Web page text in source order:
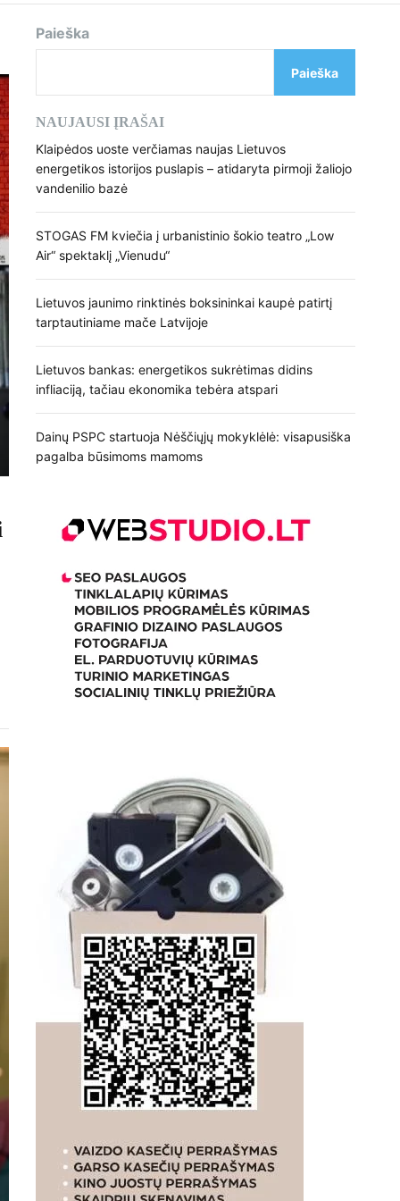
d
Paieška
Paieška
NAUJAUSI ĮRAŠAI
Klaipėdos uoste verčiamas naujas Lietuvos
energetikos istorijos puslapis – atidaryta pirmoji žaliojo
vandenilio bazė
STOGAS FM kviečia į urbanistinio šokio teatro „Low
Air“ spektaklį „Vienudu“
Lietuvos jaunimo rinktinės boksininkai kaupė patirtį
tarptautiniame mače Latvijoje
Lietuvos bankas: energetikos sukrėtimas didins
infliaciją, tačiau ekonomika tebėra atspari
Dainų PSPC startuoja Nėščiųjų mokyklėlė: visapusiška
pagalba būsimoms mamoms